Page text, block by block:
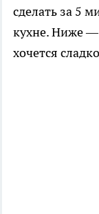
сделать за 5
кухне. Ниже —
хочется